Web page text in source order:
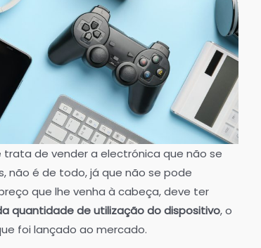
de vender a electrónica que não se
não é de todo, já que não se pode
que lhe venha à cabeça, deve ter
quantidade de utilização do dispositivo, o
foi lançado ao mercado.